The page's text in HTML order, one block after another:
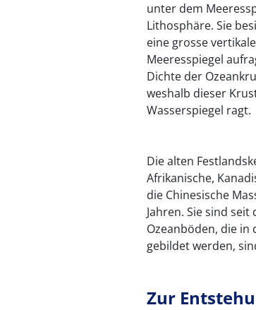
unter dem
Lithosphäre. Sie
eine grosse
Meeresspiegel
Dichte der
weshalb dieser
Wasserspiegel ragt.
Die alten
Afrikanische,
die Chinesische
Jahren. Sie sind
Ozeanböden, die
gebildet werden,
Zur